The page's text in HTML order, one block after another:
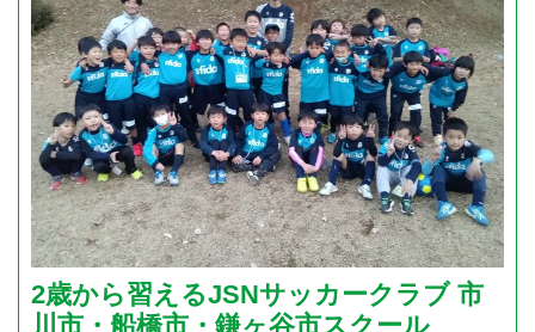
2歳から習えるJSNサッカークラブ 市
川市・船橋市・鎌ヶ谷市スクール